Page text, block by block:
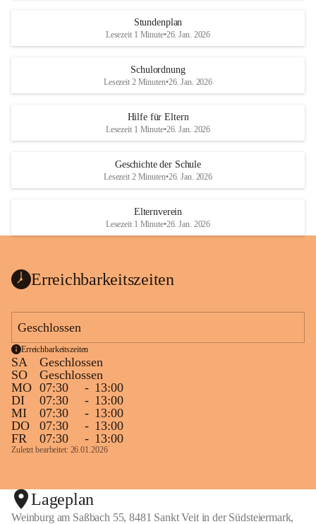
Stundenplan
Lesezeit 1 Minute•26. Jan. 2026
Schulordnung
Lesezeit 2 Minuten•26. Jan. 2026
Hilfe für Eltern
Lesezeit 1 Minute•26. Jan. 2026
Geschichte der Schule
Lesezeit 2 Minuten•26. Jan. 2026
Elternverein
Lesezeit 1 Minute•26. Jan. 2026
Erreichbarkeitszeiten
Geschlossen
Erreichbarkeitszeiten
SA
Geschlossen
SO
Geschlossen
MO 07:30 - 13:00
DI
07:30 - 13:00
MI
07:30 - 13:00
DO
07:30 - 13:00
FR
07:30 - 13:00
Zuletzt bearbeitet: 26.01.2026
Lageplan
Weinburg am Saßbach 55, 8481 Sankt Veit in der Südsteiermark,